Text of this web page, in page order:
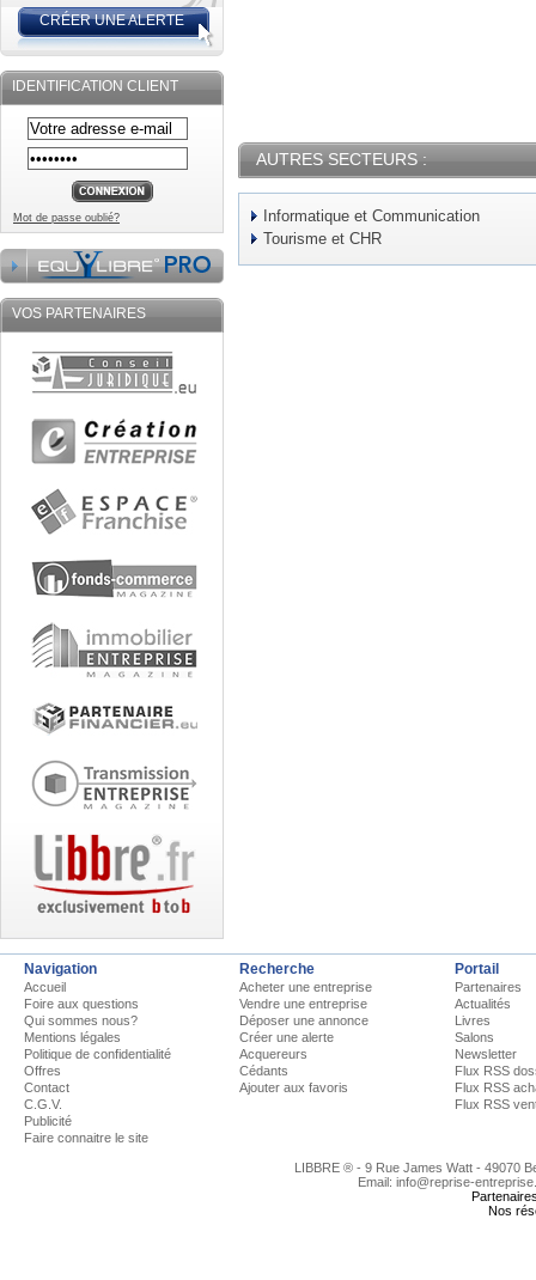
CRÉER UNE ALERTE
IDENTIFICATION CLIENT
Mot de passe oublié?
VOS PARTENAIRES
AUTRES SECTEURS :
Informatique et Communication
Tourisme et CHR
Navigation
Accueil
Foire aux questions
Qui sommes nous?
Mentions légales
Politique de confidentialité
Offres
Contact
C.G.V.
Publicité
Faire connaitre le site
Recherche
Acheter une entreprise
Vendre une entreprise
Déposer une annonce
Créer une alerte
Acquereurs
Cédants
Ajouter aux favoris
Portail
Partenaires
Actualités
Livres
Salons
Newsletter
Flux RSS
Flux RSS
Flux RSS
LIBBRE ® - 9 Rue James Watt - 49070
Email: info@reprise-
Nos